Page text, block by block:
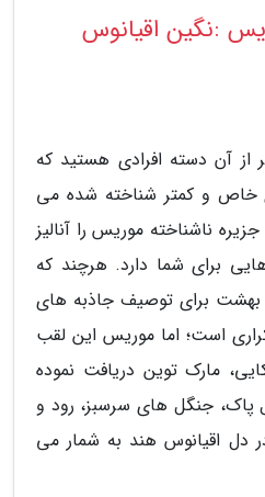
:نگین اقیانوس
از آن دسته افرادی هستید که
خاص و کمتر شناخته شده می
ناشناخته موریس را آنالیز
برای شما دارد. هرچند که
بهشت برای توصیف جاذبه های
است؛ اما موریس این لقب
مارک توین دریافت نموده
پاک، جنگل های سرسبز، رود و
دل اقیانوس هند به شمار می